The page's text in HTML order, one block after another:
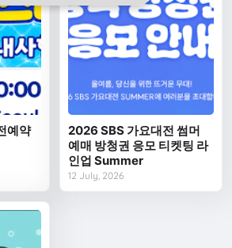
예약
2026 SBS 가요대전 썸머
예매 방청권 응모 티켓팅 라
인업 Summer
12 July, 2026